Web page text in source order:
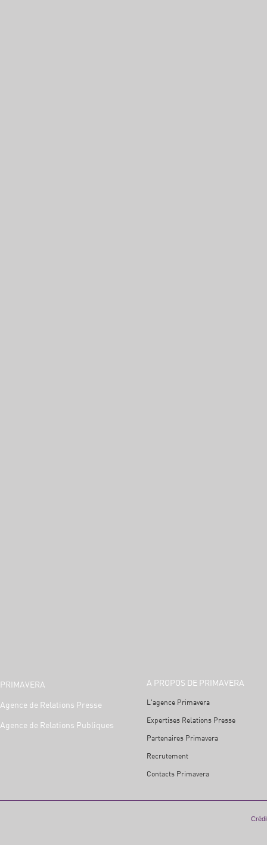
PRIMAVERA
Agence de Relations Presse
Agence de Relations Publiques
A PROPOS DE PRIMAVERA
L'agence Primavera
Expertises Relations Presse
Partenaires Primavera
Recrutement
Contacts Primavera